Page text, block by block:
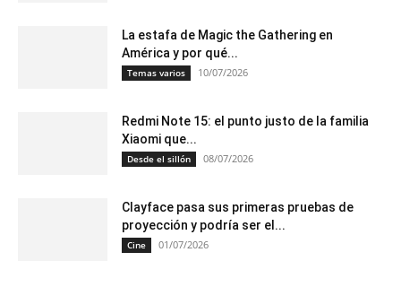
La estafa de Magic the Gathering en
América y por qué...
Temas varios 10/07/2026
Redmi Note 15: el punto justo de la familia
Xiaomi que...
Desde el sillón 08/07/2026
Clayface pasa sus primeras pruebas de
proyección y podría ser el...
Cine 01/07/2026